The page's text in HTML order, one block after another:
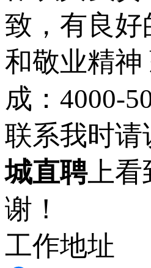
致，有良好
和敬业精神
成：4000-
联系我时请
城直聘上看
谢！
工作地址